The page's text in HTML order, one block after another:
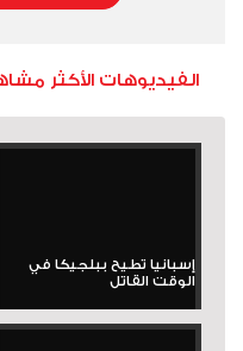
الفيديوهات الأكثر
إسبانيا تطيح ببلجيكا في
الوقت القاتل